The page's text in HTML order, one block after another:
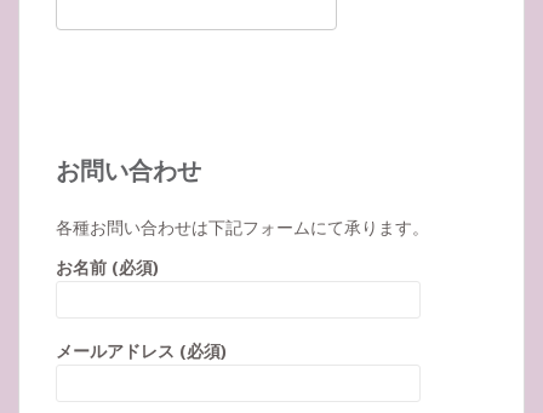
お問い合わせ
各種お問い合わせは下記フォームにて承ります。
お名前 (必須)
メールアドレス (必須)